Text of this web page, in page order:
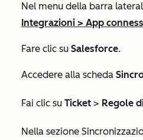
Nel menu della barra
Integrazioni > App
Fare clic su Salesforce.
Accedere alla scheda
Fai clic su Ticket > Regole
Nella sezione